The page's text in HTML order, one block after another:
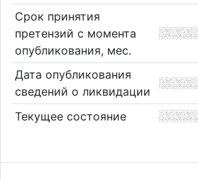
Срок принятия
претензий с момента
опубликования, мес.
Дата опубликования
сведений о ликвидации
Текущее состояние